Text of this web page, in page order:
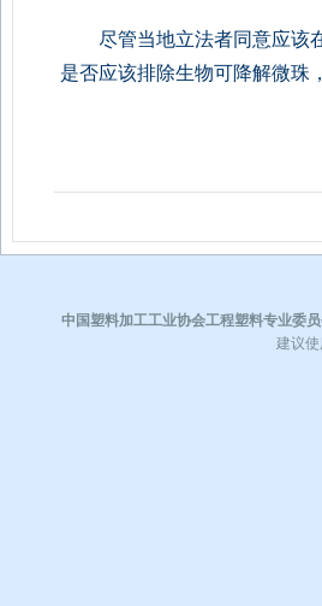
尽管当地立法者同意应该
是否应该排除生物可降解微珠
中国塑料加工工业协会工程塑料专业委
建议